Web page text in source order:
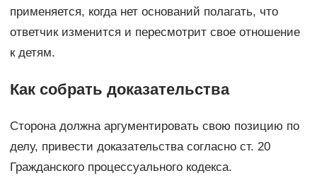
применяется, когда нет оснований полагать, что
ответчик изменится и пересмотрит свое отношение
к детям.
Как собрать доказательства
Сторона должна аргументировать свою позицию по
делу, привести доказательства согласно ст. 20
Гражданского процессуального кодекса.